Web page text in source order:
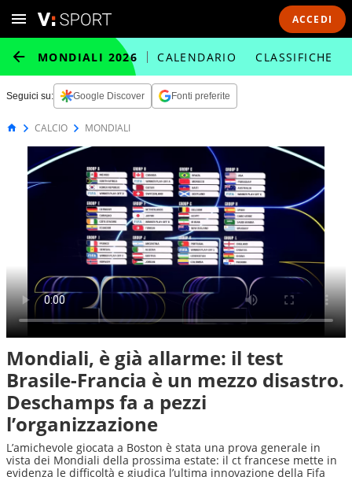
ACCEDI
MONDIALI 2026 CALENDARIO CLASSIFICHE
Seguici su: Google Discover Fonti preferite
CALCIO MONDIALI
Mondiali, è già allarme: il test
Brasile-Francia è un mezzo disastro.
Deschamps fa a pezzi
l’organizzazione
L’amichevole giocata a Boston è stata una prova generale in
vista dei Mondiali della prossima estate: il ct francese mette in
evidenza le difficoltà e giudica l’ultima innovazione della Fifa